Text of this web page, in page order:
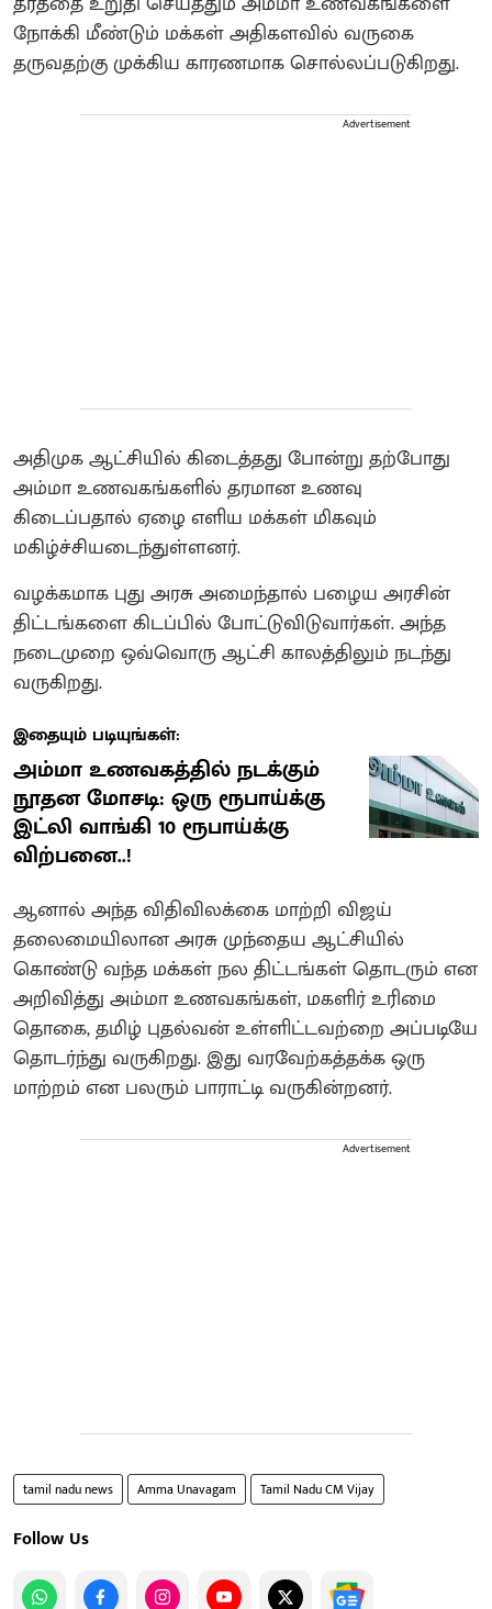
நோக்கி மீண்டும் மக்கள் அதிகளவில் வருகை
தருவதற்கு முக்கிய காரணமாக சொல்லப்படுகிறது.
Advertisement
அதிமுக ஆட்சியில் கிடைத்தது போன்று தற்போது
அம்மா உணவகங்களில் தரமான உணவு
கிடைப்பதால் ஏழை எளிய மக்கள் மிகவும்
மகிழ்ச்சியடைந்துள்ளனர்.
வழக்கமாக புது அரசு அமைந்தால் பழைய அரசின்
திட்டங்களை கிடப்பில் போட்டுவிடுவார்கள். அந்த
நடைமுறை ஒவ்வொரு ஆட்சி காலத்திலும் நடந்து
வருகிறது.
இதையும் படியுங்கள்:
அம்மா உணவகத்தில் நடக்கும்
நூதன மோசடி: ஒரு ரூபாய்க்கு
இட்லி வாங்கி 10 ரூபாய்க்கு
விற்பனை..!
ஆனால் அந்த விதிவிலக்கை மாற்றி விஜய்
தலைமையிலான அரசு முந்தைய ஆட்சியில்
கொண்டு வந்த மக்கள் நல திட்டங்கள் தொடரும் என
அறிவித்து அம்மா உணவகங்கள், மகளிர் உரிமை
தொகை, தமிழ் புதல்வன் உள்ளிட்டவற்றை அப்படியே
தொடர்ந்து வருகிறது. இது வரவேற்கத்தக்க ஒரு
மாற்றம் என பலரும் பாராட்டி வருகின்றனர்.
Advertisement
tamil nadu news Amma Unavagam Tamil Nadu CM Vijay
Follow Us